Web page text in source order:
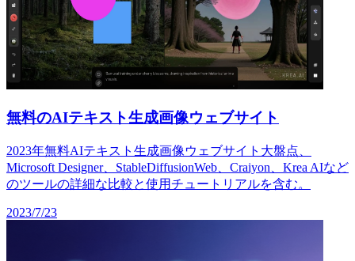
無料のAIテキスト生成画像ウェブサイト
2023年無料AIテキスト生成画像ウェブサイト大盤点、
Microsoft Designer、StableDiffusionWeb、Craiyon、Krea AIなど
のツールの詳細な比較と使用チュートリアルを含む。
2023/7/23